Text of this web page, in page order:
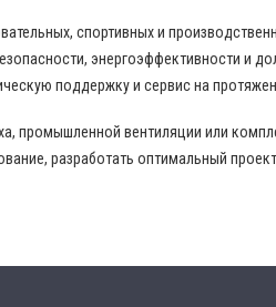
спортивных и
энергоэффективности и
поддержку и сервис на
промышленной вентиляции или
разработать оптимальный